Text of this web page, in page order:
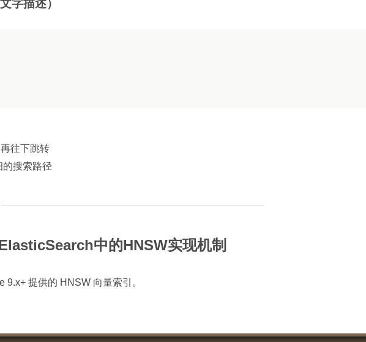
字描述）
往下跳转
搜索路径
中的HNSW实现机制
9.x+ 提供的 HNSW 向量索引。